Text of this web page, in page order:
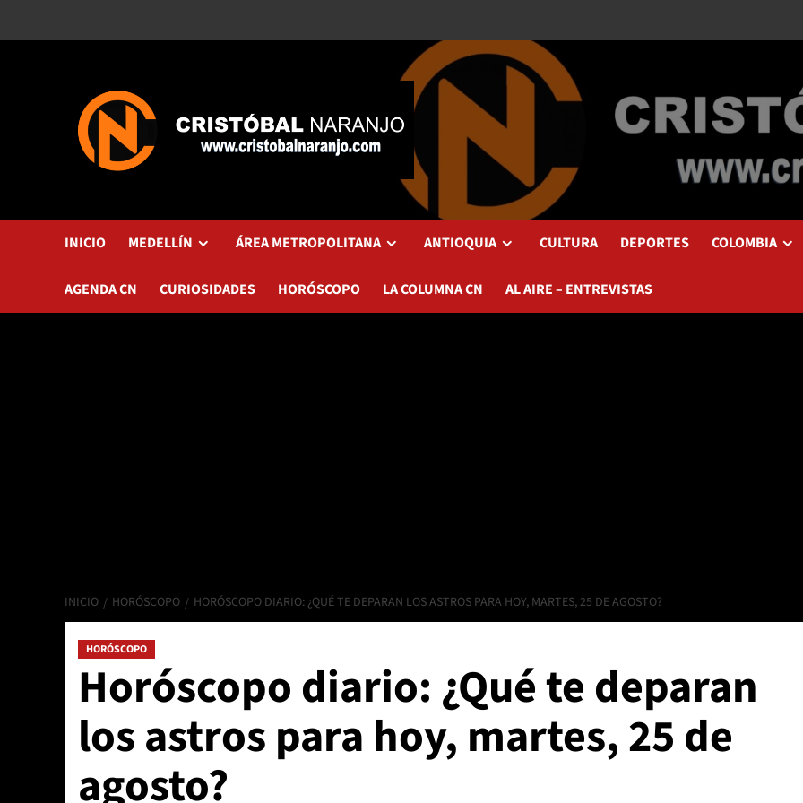
INICIO MEDELLÍN ÁREA METROPOLITANA ANTIOQUIA CULTURA DEPORTES COLOMBIA
AGENDA CN CURIOSIDADES HORÓSCOPO LA COLUMNA CN AL AIRE – ENTREVISTAS
INICIO HORÓSCOPO HORÓSCOPO DIARIO: ¿QUÉ TE DEPARAN LOS ASTROS PARA HOY, MARTES, 25 DE AGOSTO?
HORÓSCOPO
Horóscopo diario: ¿Qué te deparan
los astros para hoy, martes, 25 de
agosto?